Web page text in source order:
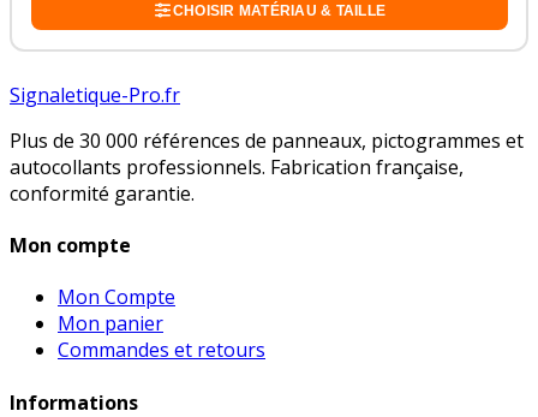
CHOISIR MATÉRIAU & TAILLE
Signaletique-Pro.fr
Plus de 30 000 références de panneaux, pictogrammes et
autocollants professionnels. Fabrication française,
conformité garantie.
Mon compte
Mon Compte
Mon panier
Commandes et retours
Informations